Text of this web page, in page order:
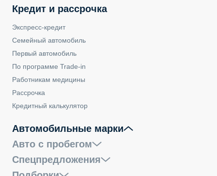
Кредит и рассрочка
Экспресс-кредит
Семейный автомобиль
Первый автомобиль
По программе Trade-in
Работникам медицины
Рассрочка
Кредитный калькулятор
Автомобильные марки
Авто с пробегом
Спецпредложения